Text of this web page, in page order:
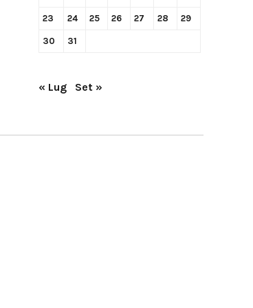
23 24 25 26 27 28 29
30 31
« Lug Set »